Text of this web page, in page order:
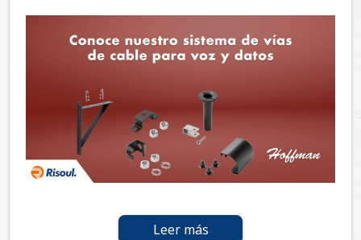
Leer más